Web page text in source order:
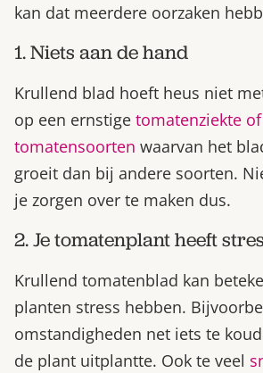
kan dat meerdere oorzaken
1. Niets aan de hand
Krullend blad hoeft heus niet
op een ernstige tomatenziekte
tomatensoorten waarvan het
groeit dan bij andere soorten.
je zorgen over te maken dus.
2. Je tomatenplant heeft
Krullend tomatenblad kan
planten stress hebben.
omstandigheden net iets te
de plant uitplantte. Ook te veel